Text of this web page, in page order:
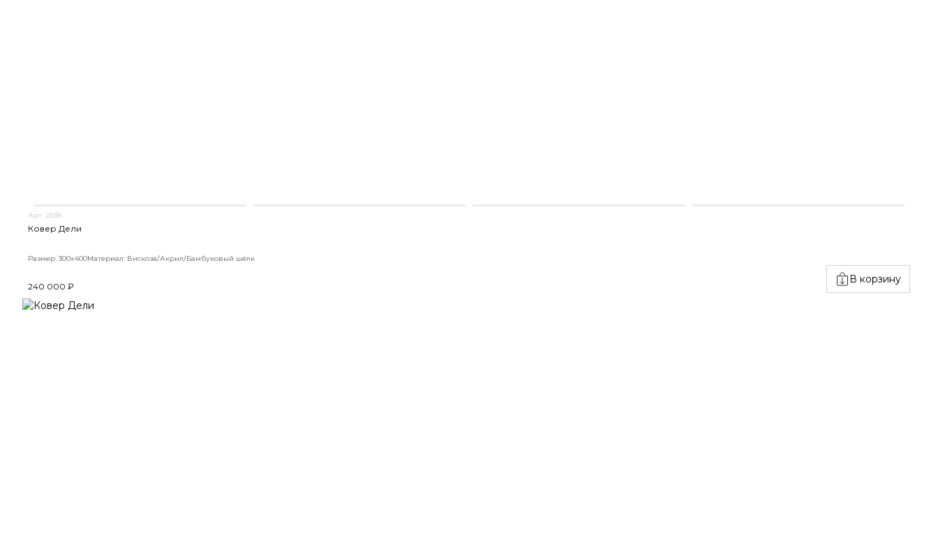
Арт. 2838
Ковер Дели
Размер: 300x400Материал: Вискоза/Акрил/Бамбуковый шёлк
240 000 ₽
В корзину